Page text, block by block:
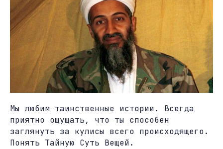
Мы любим таинственные истории. Всегда
приятно ощущать, что ты способен
заглянуть за кулисы всего происходящего.
Понять Тайную Суть Вещей.